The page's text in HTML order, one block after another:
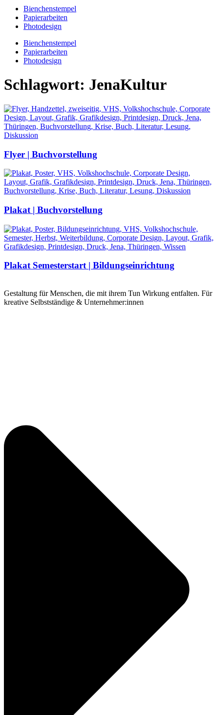
Bienchenstempel
Papierarbeiten
Photodesign
Bienchenstempel
Papierarbeiten
Photodesign
Schlagwort: JenaKultur
Flyer | Buchvorstellung
Plakat | Buchvorstellung
Plakat Semesterstart | Bildungseinrichtung
Gestaltung für Menschen, die mit ihrem Tun Wirkung entfalten. Für
kreative Selbstständige & Unternehmer:innen